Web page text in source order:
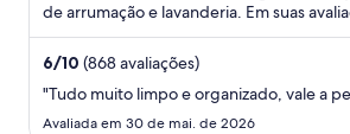
de arrumação e lavanderia. Em suas
nossos hóspedes ...
6/10 (868 avaliações)
"Tudo muito limpo e organizado, vale a
Avaliada em 30 de mai. de 2026